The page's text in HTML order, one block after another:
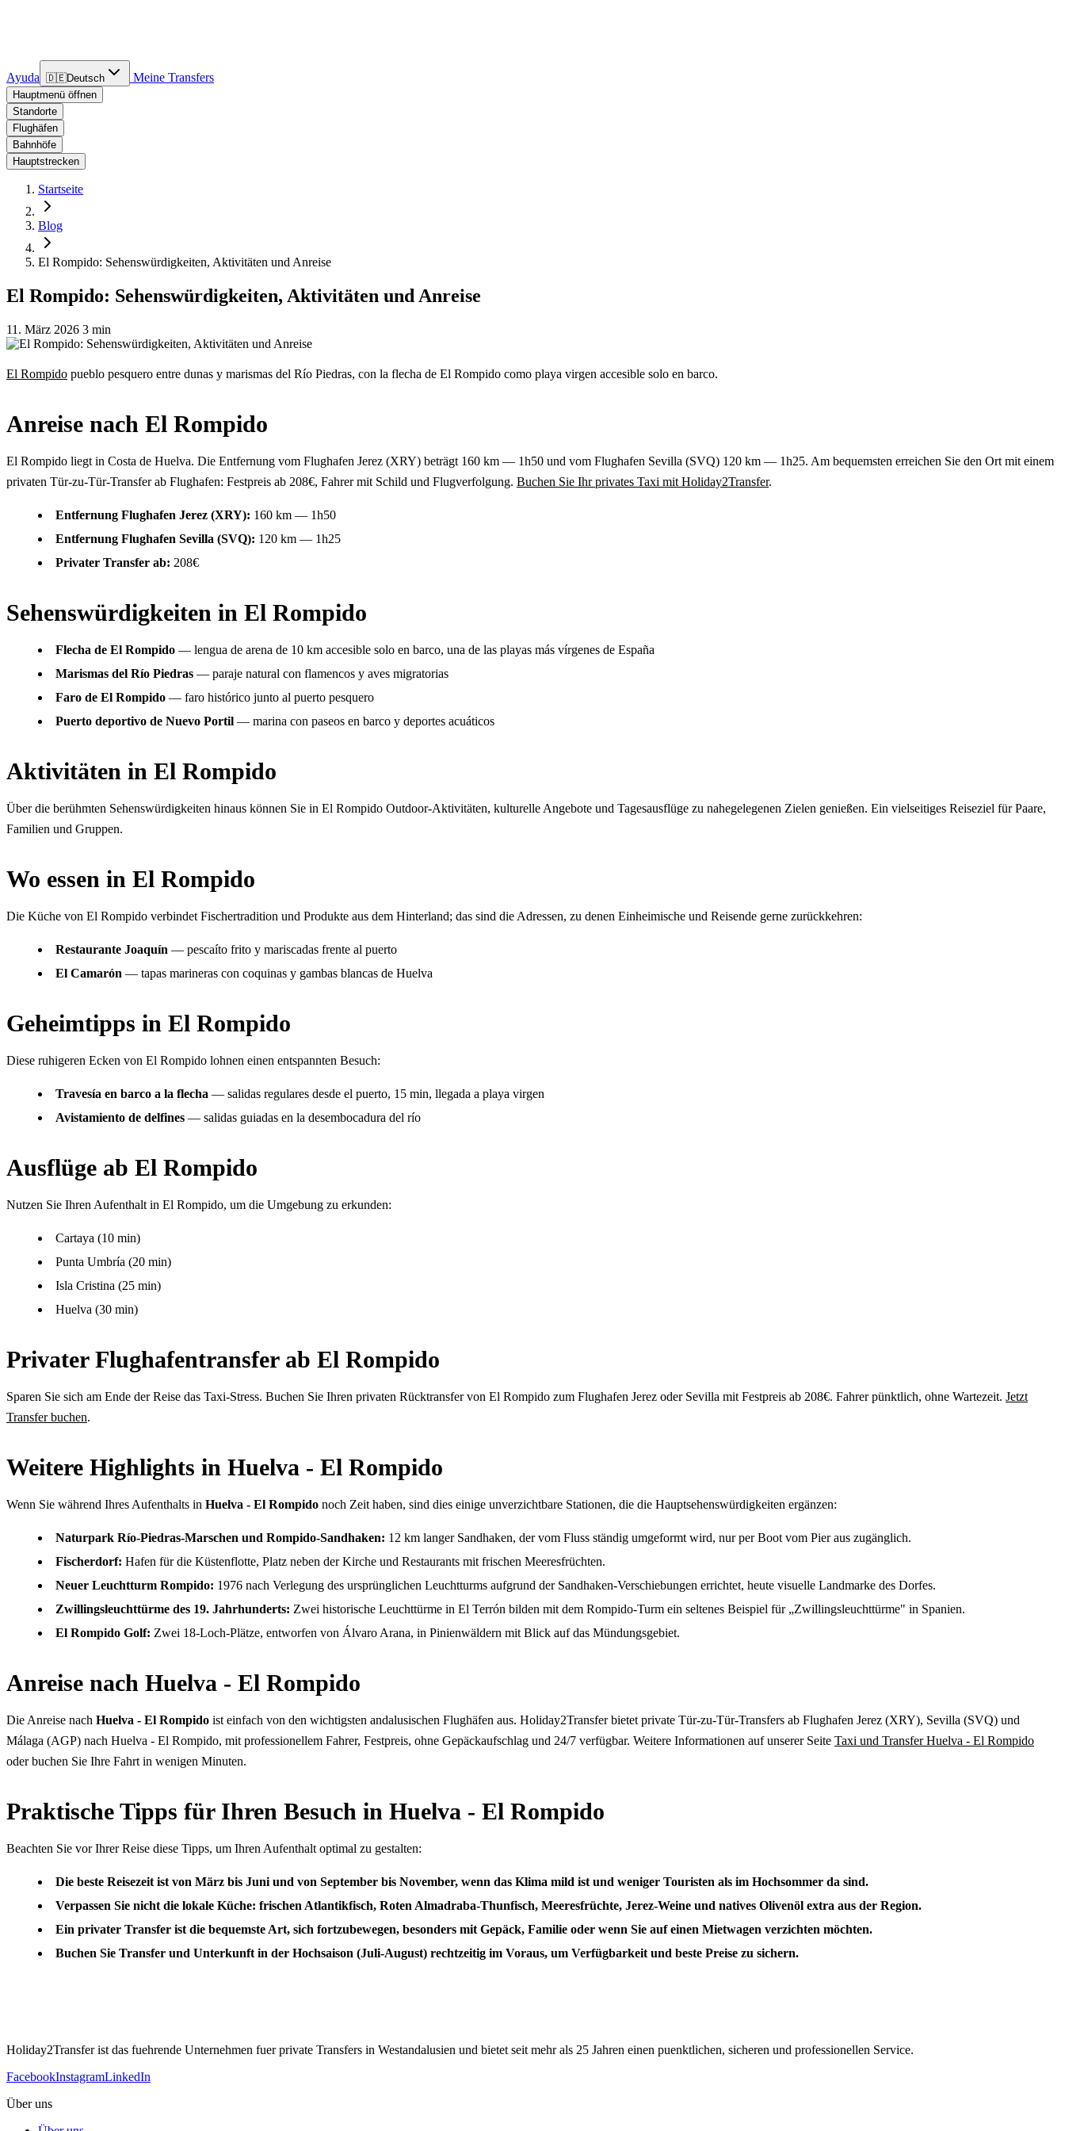
Ayuda 🇩🇪Deutsch Meine Transfers
Hauptmenü öffnen
Standorte
Flughäfen
Bahnhöfe
Hauptstrecken
Startseite
Blog
El Rompido: Sehenswürdigkeiten, Aktivitäten und Anreise
El Rompido: Sehenswürdigkeiten, Aktivitäten und Anreise
11. März 2026 3 min
El Rompido pueblo pesquero entre dunas y marismas del Río Piedras, con la flecha de El Rompido como playa virgen accesible solo en barco.
Anreise nach El Rompido
El Rompido liegt in Costa de Huelva. Die Entfernung vom Flughafen Jerez (XRY) beträgt 160 km — 1h50 und vom Flughafen Sevilla (SVQ) 120 km — 1h25. Am bequemsten erreichen Sie den Ort mit einem
privaten Tür-zu-Tür-Transfer ab Flughafen: Festpreis ab 208€, Fahrer mit Schild und Flugverfolgung. Buchen Sie Ihr privates Taxi mit Holiday2Transfer.
Entfernung Flughafen Jerez (XRY): 160 km — 1h50
Entfernung Flughafen Sevilla (SVQ): 120 km — 1h25
Privater Transfer ab: 208€
Sehenswürdigkeiten in El Rompido
Flecha de El Rompido — lengua de arena de 10 km accesible solo en barco, una de las playas más vírgenes de España
Marismas del Río Piedras — paraje natural con flamencos y aves migratorias
Faro de El Rompido — faro histórico junto al puerto pesquero
Puerto deportivo de Nuevo Portil — marina con paseos en barco y deportes acuáticos
Aktivitäten in El Rompido
Über die berühmten Sehenswürdigkeiten hinaus können Sie in El Rompido Outdoor-Aktivitäten, kulturelle Angebote und Tagesausflüge zu nahegelegenen Zielen genießen. Ein vielseitiges Reiseziel für Paare,
Familien und Gruppen.
Wo essen in El Rompido
Die Küche von El Rompido verbindet Fischertradition und Produkte aus dem Hinterland; das sind die Adressen, zu denen Einheimische und Reisende gerne zurückkehren:
Restaurante Joaquín — pescaíto frito y mariscadas frente al puerto
El Camarón — tapas marineras con coquinas y gambas blancas de Huelva
Geheimtipps in El Rompido
Diese ruhigeren Ecken von El Rompido lohnen einen entspannten Besuch:
Travesía en barco a la flecha — salidas regulares desde el puerto, 15 min, llegada a playa virgen
Avistamiento de delfines — salidas guiadas en la desembocadura del río
Ausflüge ab El Rompido
Nutzen Sie Ihren Aufenthalt in El Rompido, um die Umgebung zu erkunden:
Cartaya (10 min)
Punta Umbría (20 min)
Isla Cristina (25 min)
Huelva (30 min)
Privater Flughafentransfer ab El Rompido
Sparen Sie sich am Ende der Reise das Taxi-Stress. Buchen Sie Ihren privaten Rücktransfer von El Rompido zum Flughafen Jerez oder Sevilla mit Festpreis ab 208€. Fahrer pünktlich, ohne Wartezeit. Jetzt
Transfer buchen.
Weitere Highlights in Huelva - El Rompido
Wenn Sie während Ihres Aufenthalts in Huelva - El Rompido noch Zeit haben, sind dies einige unverzichtbare Stationen, die die Hauptsehenswürdigkeiten ergänzen:
Naturpark Río-Piedras-Marschen und Rompido-Sandhaken: 12 km langer Sandhaken, der vom Fluss ständig umgeformt wird, nur per Boot vom Pier aus zugänglich.
Fischerdorf: Hafen für die Küstenflotte, Platz neben der Kirche und Restaurants mit frischen Meeresfrüchten.
Neuer Leuchtturm Rompido: 1976 nach Verlegung des ursprünglichen Leuchtturms aufgrund der Sandhaken-Verschiebungen errichtet, heute visuelle Landmarke des Dorfes.
Zwillingsleuchttürme des 19. Jahrhunderts: Zwei historische Leuchttürme in El Terrón bilden mit dem Rompido-Turm ein seltenes Beispiel für „Zwillingsleuchttürme" in Spanien.
El Rompido Golf: Zwei 18-Loch-Plätze, entworfen von Álvaro Arana, in Pinienwäldern mit Blick auf das Mündungsgebiet.
Anreise nach Huelva - El Rompido
Die Anreise nach Huelva - El Rompido ist einfach von den wichtigsten andalusischen Flughäfen aus. Holiday2Transfer bietet private Tür-zu-Tür-Transfers ab Flughafen Jerez (XRY), Sevilla (SVQ) und
Málaga (AGP) nach Huelva - El Rompido, mit professionellem Fahrer, Festpreis, ohne Gepäckaufschlag und 24/7 verfügbar. Weitere Informationen auf unserer Seite Taxi und Transfer Huelva - El Rompido
oder buchen Sie Ihre Fahrt in wenigen Minuten.
Praktische Tipps für Ihren Besuch in Huelva - El Rompido
Beachten Sie vor Ihrer Reise diese Tipps, um Ihren Aufenthalt optimal zu gestalten:
Die beste Reisezeit ist von März bis Juni und von September bis November, wenn das Klima mild ist und weniger Touristen als im Hochsommer da sind.
Verpassen Sie nicht die lokale Küche: frischen Atlantikfisch, Roten Almadraba-Thunfisch, Meeresfrüchte, Jerez-Weine und natives Olivenöl extra aus der Region.
Ein privater Transfer ist die bequemste Art, sich fortzubewegen, besonders mit Gepäck, Familie oder wenn Sie auf einen Mietwagen verzichten möchten.
Buchen Sie Transfer und Unterkunft in der Hochsaison (Juli-August) rechtzeitig im Voraus, um Verfügbarkeit und beste Preise zu sichern.
Holiday2Transfer ist das fuehrende Unternehmen fuer private Transfers in Westandalusien und bietet seit mehr als 25 Jahren einen puenktlichen, sicheren und professionellen Service.
FacebookInstagramLinkedIn
Über uns